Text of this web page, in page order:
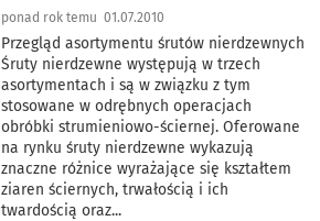
ponad rok temu 01.07.2010
Przegląd asortymentu śrutów nierdzewnych
Śruty nierdzewne występują w trzech
asortymentach i są w związku z tym
stosowane w odrębnych operacjach
obróbki strumieniowo-ściernej. Oferowane
na rynku śruty nierdzewne wykazują
znaczne różnice wyrażające się kształtem
ziaren ściernych, trwałością i ich
twardością oraz...